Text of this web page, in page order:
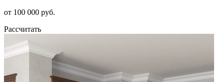
от 100 000 руб.
Рассчитать